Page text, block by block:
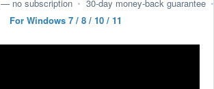
— no subscription • 30-day money-back guarantee •
For Windows 7 / 8 / 10 / 11